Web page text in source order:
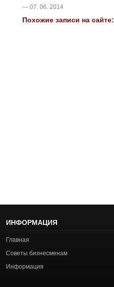
— 07. 06. 2014
Похожие записи на сайте:
ИНФОРМАЦИЯ
Главная
Советы бизнесменам
Информация